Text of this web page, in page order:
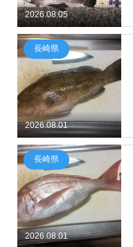
2026.08.05
2026.08.01
長崎県
2026.08.01
長崎県